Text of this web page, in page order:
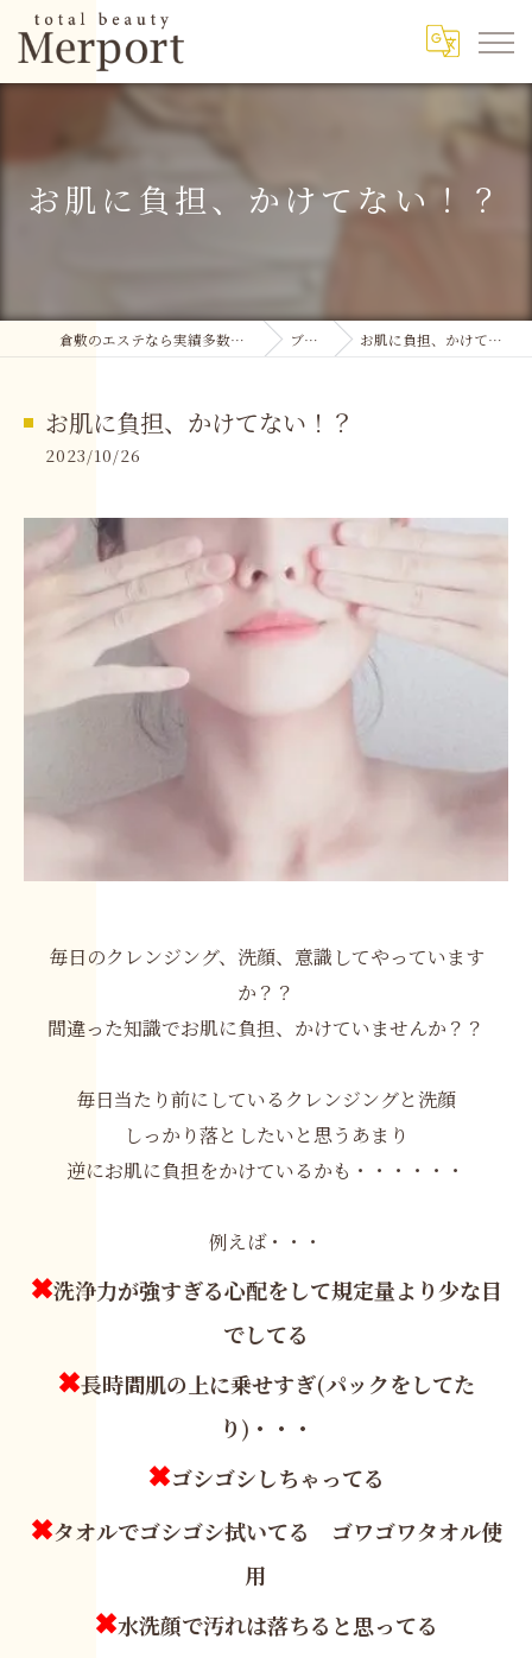
お肌に負担、かけてない！？
倉敷のエステなら実績多数のMerport ブログ お肌に負担、かけてない！？
お肌に負担、かけてない！？
2023/10/26
毎日のクレンジング、洗顔、意識してやっています
か？？
間違った知識でお肌に負担、かけていませんか？？
毎日当たり前にしているクレンジングと洗顔
しっかり落としたいと思うあまり
逆にお肌に負担をかけているかも・・・・・・
例えば・・・
✖洗浄力が強すぎる心配をして規定量より少な目
でしてる
✖長時間肌の上に乗せすぎ(パックをしてた
り)・・・
✖ゴシゴシしちゃってる
✖タオルでゴシゴシ拭いてる ゴワゴワタオル使
用
✖水洗顔で汚れは落ちると思ってる